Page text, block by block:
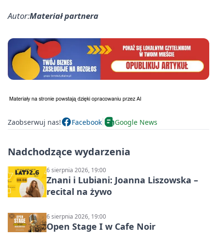
Autor:Materiał partnera
Zaobserwuj nas! Facebook Google News
Nadchodzące wydarzenia
6 sierpnia 2026, 19:00
Znani i Lubiani: Joanna Liszowska –
recital na żywo
6 sierpnia 2026, 19:00
Open Stage I w Cafe Noir